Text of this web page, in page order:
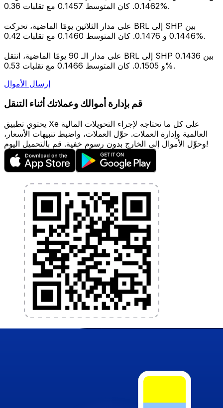
0.1462. كان المتوسط 0.1457 مع تقلبات 0.36%.
على مدار الثلاثين يومًا الماضية، تحركت BRL إلى SHP بين
0.1446 و 0.1476. كان المتوسط 0.1460 مع تقلبات 0.42%.
على مدار الـ 90 يومًا الماضية، انتقل BRL إلى SHP بين 0.1436
و 0.1505. كان المتوسط 0.1466 مع تقلبات 0.53%.
إرسال الأموال
قم بإدارة أموالك وعملاتك أثناء التنقل
يحتوي تطبيق Xe على كل ما تحتاجه لإجراء التحويلات المالية
العالمية وإدارة العملات. حوِّل العملات، واضبط تنبيهات الأسعار،
وحوِّل الأموال إلى الخارج بدون رسوم خفية. قم بالتحميل اليوم!